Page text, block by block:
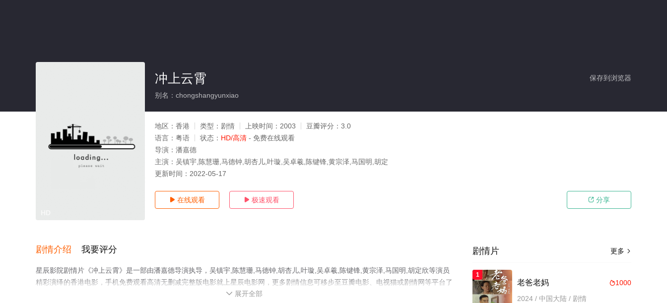
保存到浏览器
冲上云霄
别名：chongshangyunxiao
地区： 香港 类型： 剧情 上映时间： 2003 豆瓣评分： 3.0
语言： 粤语 状态： HD/高清 - 免费在线观看
导演： 潘嘉德
主演： 吴镇宇,陈慧珊,马德钟,胡杏儿,叶璇,吴卓羲,陈键锋,黄宗泽,马国明,胡定
更新时间： 2022-05-17
 在线观看  极速观看  分享
剧情介绍 我要评分
星辰影院剧情片《冲上云霄》是一部由潘嘉德导演执导，吴镇宇,陈慧珊,马德钟,胡杏儿,叶璇,吴卓羲,陈键锋,黄宗泽,马国明,胡定欣等演员
精彩演绎的香港电影，手机免费观看高清无删减完整版电影就上星辰电影网，更多剧情信息可移步至豆瓣电影、电视猫或剧情网等平台了
 展开全部
更多 
剧情片
1
1000
老爸老妈
2024 / 中国大陆 / 剧情